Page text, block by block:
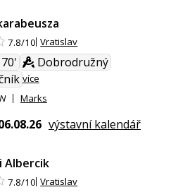
7.8/10 Vratislav
70'
Dobrodružný
více
Marks
výstavní kalendář
Albercik
7.8/10 Vratislav